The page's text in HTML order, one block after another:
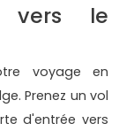
vers le
voyage en
Prenez un vol
d'entrée vers